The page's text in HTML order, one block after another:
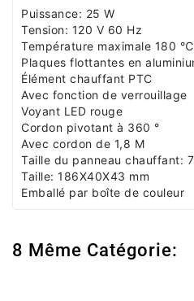
Puissance: 25 W
Tension: 120 V 60 Hz
Température maximale 180 ℃
Plaques flottantes en
Élément chauffant PTC
Avec fonction de verrouillage
Voyant LED rouge
Cordon pivotant à 360 °
Avec cordon de 1,8 M
Taille du panneau chauffant:
Taille: 186X40X43 mm
Emballé par boîte de couleur
8 Même Catégorie: